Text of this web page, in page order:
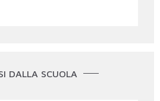
DALLA SCUOLA